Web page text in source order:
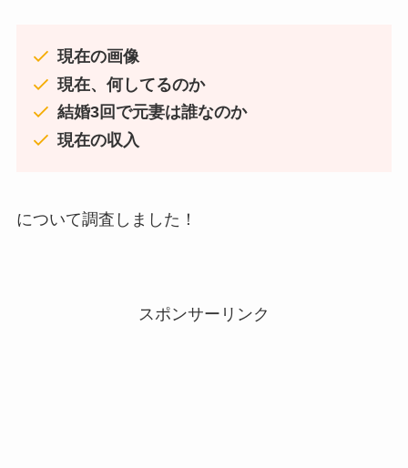
現在の画像
現在、何してるのか
結婚3回で元妻は誰なのか
現在の収入
について調査しました！
スポンサーリンク